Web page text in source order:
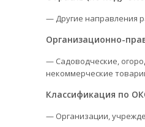
— Другие направления
Организационно-
— Садоводческие,
некоммерческие
Классификация по
— Организации,